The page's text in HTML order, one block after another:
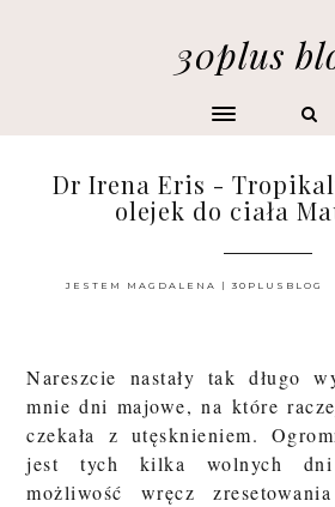
30plus
Dr Irena Eris -
olejek do ciała
JESTEM MAGDALENA | 30PLUSBLOG
Nareszcie nastały tak długo
mnie dni majowe, na które
czekała z utęsknieniem.
jest tych kilka wolnych
możliwość wręcz